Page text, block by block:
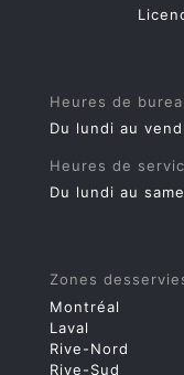
Heures de
Du lundi au
Heures de
Du lundi au
Zones
Montréal
Laval
Rive-Nord
Rive-Sud